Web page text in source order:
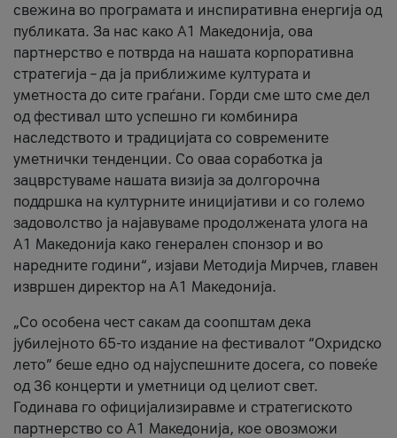
свежина во програмата и инспиративна енергија од
публиката. За нас како A1 Македонија, ова
партнерство е потврда на нашата корпоративна
стратегија – да ја приближиме културата и
уметноста до сите граѓани. Горди сме што сме дел
од фестивал што успешно ги комбинира
наследството и традицијата со современите
уметнички тенденции. Со оваа соработка ја
зацврстуваме нашата визија за долгорочна
поддршка на културните иницијативи и со големо
задоволство ја најавуваме продолжената улога на
A1 Македонија како генерален спонзор и во
наредните години“, изјави Методија Мирчев, главен
извршен директор на A1 Македонија.
„Со особена чест сакам да соопштам дека
јубилејното 65-то издание на фестивалот “Охридско
лето” беше едно од најуспешните досега, со повеќе
од 36 концерти и уметници од целиот свет.
Годинава го официјализиравме и стратегиското
партнерство со А1 Македонија, кое овозможи